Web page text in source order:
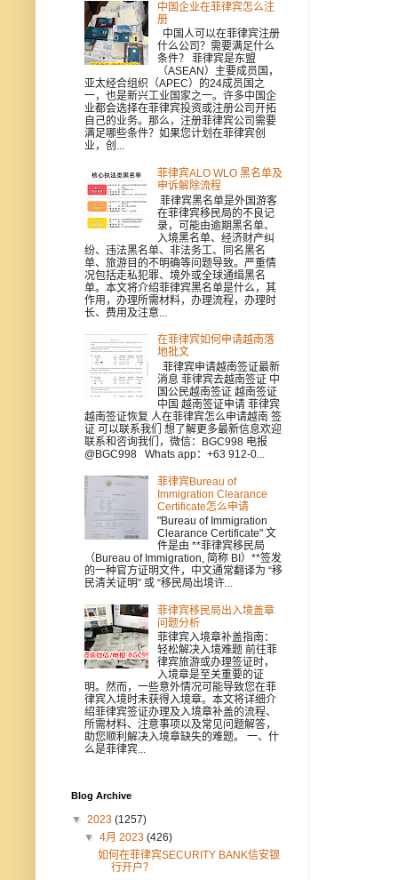
中国企业在菲律宾怎么注
册
中国人可以在菲律宾注册
什么公司？需要满足什么
条件？ 菲律宾是东盟
（ASEAN）主要成员国，
亚太经合组织（APEC）的24成员国之
一，也是新兴工业国家之一。许多中国企
业都会选择在菲律宾投资或注册公司开拓
自己的业务。那么，注册菲律宾公司需要
满足哪些条件？如果您计划在菲律宾创
业，创...
菲律宾ALO WLO 黑名单及
申诉解除流程
菲律宾黑名单是外国游客
在菲律宾移民局的不良记
录，可能由逾期黑名单、
入境黑名单、经济财产纠
纷、违法黑名单、非法务工、同名黑名
单、旅游目的不明确等问题导致。严重情
况包括走私犯罪、境外或全球通缉黑名
单。本文将介绍菲律宾黑名单是什么，其
作用，办理所需材料，办理流程，办理时
长、费用及注意...
在菲律宾如何申请越南落
地批文
菲律宾申请越南签证最新
消息 菲律宾去越南签证 中
国公民越南签证 越南签证
中国 越南签证申请 菲律宾
越南签证恢复 人在菲律宾怎么申请越南 签
证 可以联系我们 想了解更多最新信息欢迎
联系和咨询我们，微信：BGC998 电报
@BGC998 Whats app：+63 912-0...
菲律宾Bureau of
Immigration Clearance
Certificate怎么申请
"Bureau of Immigration
Clearance Certificate" 文
件是由 **菲律宾移民局
（Bureau of Immigration, 简称 BI）**签发
的一种官方证明文件，中文通常翻译为 “移
民清关证明” 或 “移民局出境许...
菲律宾移民局出入境盖章
问题分析
菲律宾入境章补盖指南：
轻松解决入境难题 前往菲
律宾旅游或办理签证时，
入境章是至关重要的证
明。然而，一些意外情况可能导致您在菲
律宾入境时未获得入境章。本文将详细介
绍菲律宾签证办理及入境章补盖的流程、
所需材料、注意事项以及常见问题解答，
助您顺利解决入境章缺失的难题。 一、什
么是菲律宾...
Blog Archive
▼ 2023 (1257)
▼4月 2023(426)
如何在菲律宾SECURITY BANK信安银
行开户？